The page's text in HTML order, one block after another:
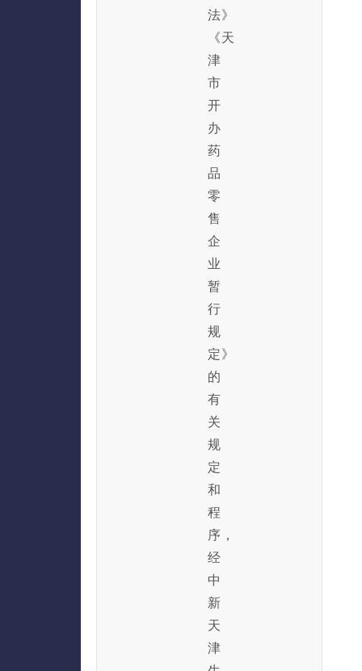
法》
《天
津
市
开
办
药
品
零
售
企
业
暂
行
规
定》
的
有
关
规
定
和
程
序，
经
中
新
天
津